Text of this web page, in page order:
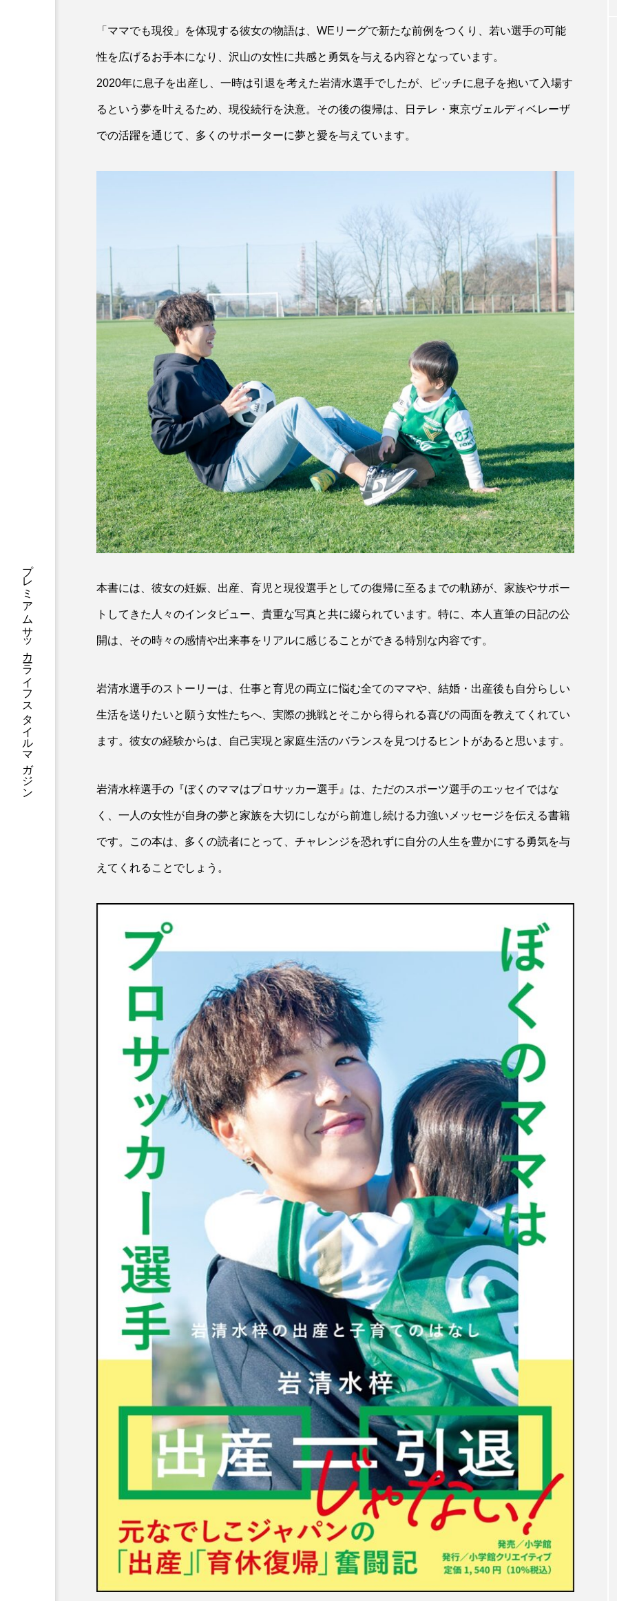
プレミアムサッカーライフスタイルマガジン
「ママでも現役」を体現する彼女の物語は、WEリーグで新たな前例をつくり、若い選手の可能
性を広げるお手本になり、沢山の女性に共感と勇気を与える内容となっています。
2020年に息子を出産し、一時は引退を考えた岩清水選手でしたが、ピッチに息子を抱いて入場す
るという夢を叶えるため、現役続行を決意。その後の復帰は、日テレ・東京ヴェルディベレーザ
での活躍を通じて、多くのサポーターに夢と愛を与えています。
本書には、彼女の妊娠、出産、育児と現役選手としての復帰に至るまでの軌跡が、家族やサポー
トしてきた人々のインタビュー、貴重な写真と共に綴られています。特に、本人直筆の日記の公
開は、その時々の感情や出来事をリアルに感じることができる特別な内容です。
岩清水選手のストーリーは、仕事と育児の両立に悩む全てのママや、結婚・出産後も自分らしい
生活を送りたいと願う女性たちへ、実際の挑戦とそこから得られる喜びの両面を教えてくれてい
ます。彼女の経験からは、自己実現と家庭生活のバランスを見つけるヒントがあると思います。
岩清水梓選手の『ぼくのママはプロサッカー選手』は、ただのスポーツ選手のエッセイではな
く、一人の女性が自身の夢と家族を大切にしながら前進し続ける力強いメッセージを伝える書籍
です。この本は、多くの読者にとって、チャレンジを恐れずに自分の人生を豊かにする勇気を与
えてくれることでしょう。